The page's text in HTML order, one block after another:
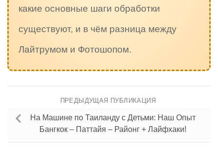
какие основные шаги обработки
существуют, и в чём разница между
Лайтрумом и Фотошопом.
ПРЕДЫДУЩАЯ ПУБЛИКАЦИЯ
На Машине по Таиланду с Детьми: Наш Опыт
Бангкок – Паттайя – Районг + Лайфхаки!